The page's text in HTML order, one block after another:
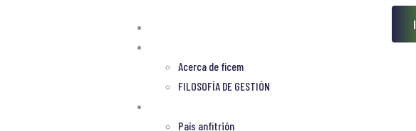
Acerca de ficem
FILOSOFÍA DE GESTIÓN
País anfitrión